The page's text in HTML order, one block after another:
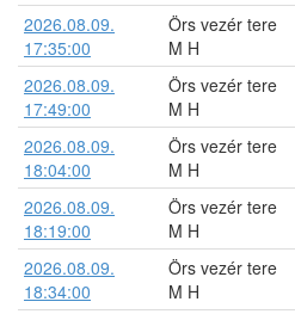
2026.08.09.
17:35:00
Örs vezér tere
M H
2026.08.09.
17:49:00
Örs vezér tere
M H
2026.08.09.
18:04:00
Örs vezér tere
M H
2026.08.09.
18:19:00
Örs vezér tere
M H
2026.08.09.
18:34:00
Örs vezér tere
M H